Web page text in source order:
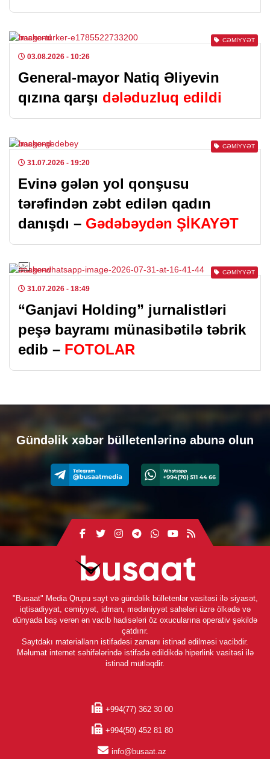
CƏMIYYƏT
03.08.2026 - 10:26
General-mayor Natiq Əliyevin
qızına qarşı dələduzluq edildi
CƏMIYYƏT
31.07.2026 - 19:20
Evinə gələn yol qonşusu
tərəfindən zəbt edilən qadın
danışdı – Gədəbəydən ŞİKAYƏT
CƏMIYYƏT
31.07.2026 - 18:49
“Ganjavi Holding” jurnalistləri
peşə bayramı münasibətilə təbrik
edib – FOTOLAR
Gündəlik xəbər bülletenlərinə abunə olun
"Busaat" Media Qrupu sayt və gündəlik bülletenlər vasitəsi ilə siyasət,
iqtisadiyyat, cəmiyyət, idman, mədəniyyət sahələri üzrə ölkədə və
dünyada baş verən ən vacib hadisələri öz oxucularına operativ şəkildə
çatdırır.
Saytdakı materialların istifadəsi zamanı istinad edilməsi vacibdir.
Məlumat internet səhifələrində istifadə edildikdə hiperlink vasitəsi ilə
istinad mütləqdir.
+994(77) 362 30 00
+994(50) 452 81 80
info@busaat.az